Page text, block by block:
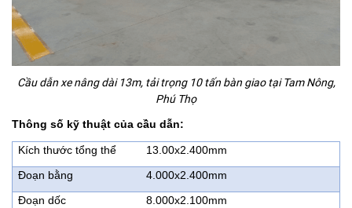
Cầu dẫn xe nâng dài 13m, tải trọng 10 tấn bàn giao tại Tam Nông,
Phú Thọ
Thông số kỹ thuật của cầu dẫn:
Kích thước tổng thể
13.00x2.400mm
Đoạn bằng
4.000x2.400mm
Đoạn dốc
8.000x2.100mm